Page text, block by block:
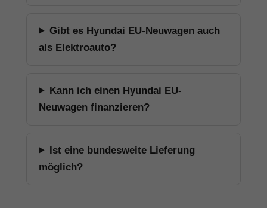
Gibt es Hyundai EU-Neuwagen auch
als Elektroauto?
Kann ich einen Hyundai EU-
Neuwagen finanzieren?
Ist eine bundesweite Lieferung
möglich?